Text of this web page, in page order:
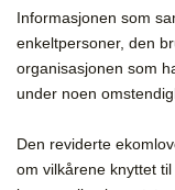
Informasjonen som
enkeltpersoner, den
organisasjonen som
under noen
Den reviderte
om vilkårene knyttet